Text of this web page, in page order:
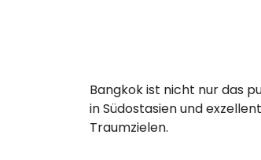
Bangkok ist nicht nur das
in Südostasien und
Traumzielen.